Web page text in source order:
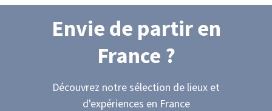
Envie de partiren
France ?
Découvrez notre sélection de lieux et
d'expériences en France